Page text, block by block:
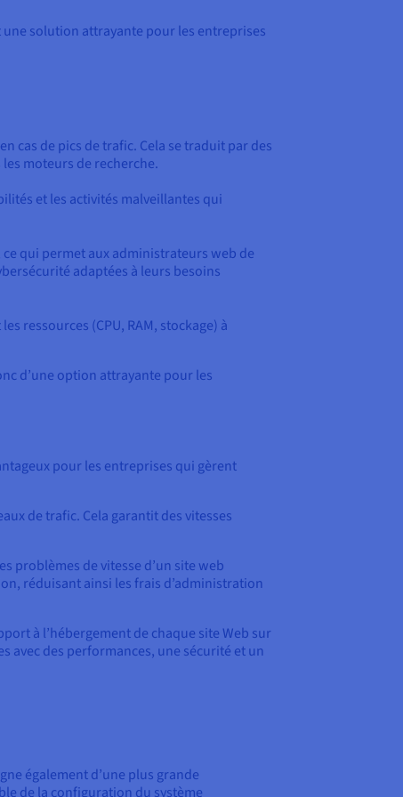
solution attrayante pour les entreprises
cas de pics de trafic. Cela se traduit par des
moteurs de recherche.
et les activités malveillantes qui
ce qui permet aux administrateurs web de
adaptées à leurs besoins
ressources (CPU, RAM, stockage) à
d’une option attrayante pour les
pour les entreprises qui gèrent
de trafic. Cela garantit des vitesses
problèmes de vitesse d’un site web
réduisant ainsi les frais d’administration
à l’hébergement de chaque site Web sur
avec des performances, une sécurité et un
également d’une plus grande
de la configuration du système